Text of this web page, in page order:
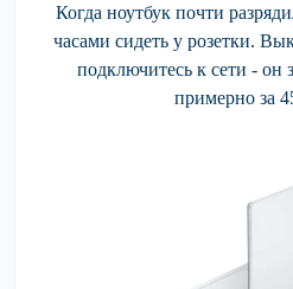
Когда ноутбук почти
часами сидеть у розетки.
подключитесь к сети - он
примерно за